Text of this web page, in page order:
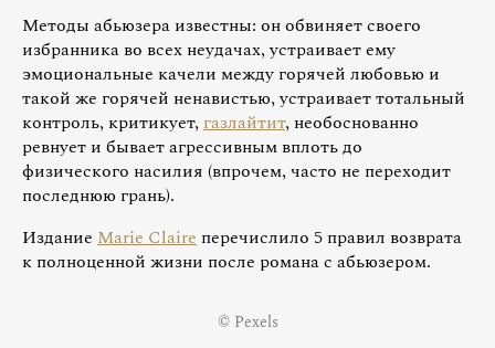
Методы абьюзера известны: он обвиняет своего
избранника во всех неудачах, устраивает ему
эмоциональные качели между горячей любовью и
такой же горячей ненавистью, устраивает тотальный
контроль, критикует,газлайтит, необоснованно
ревнует и бывает агрессивным вплоть до
физического насилия (впрочем, часто не переходит
последнюю грань).
Издание Marie Claire перечислило 5 правил возврата
к полноценной жизни после романа с абьюзером.
© Pexels